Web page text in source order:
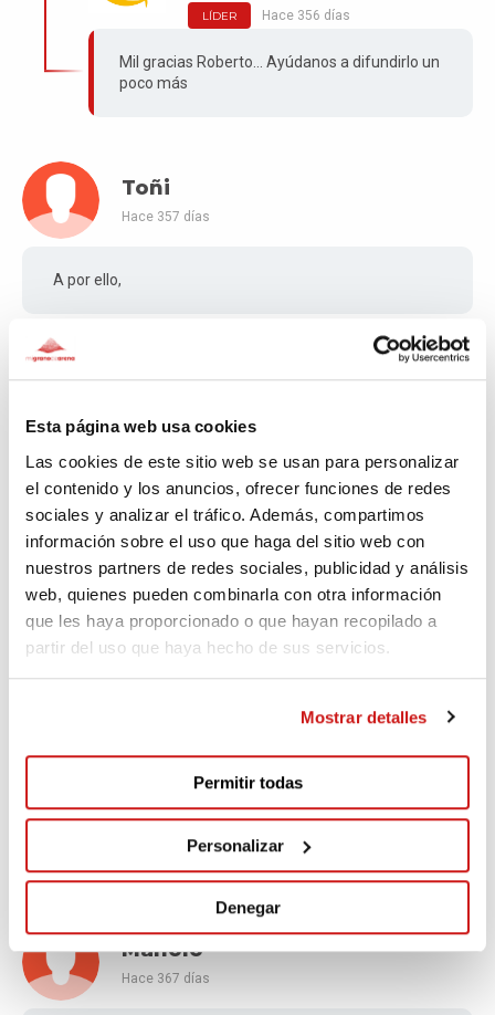
Esta página web usa cookies
Las cookies de este sitio web se usan para personalizar
el contenido y los anuncios, ofrecer funciones de redes
sociales y analizar el tráfico. Además, compartimos
información sobre el uso que haga del sitio web con
nuestros partners de redes sociales, publicidad y análisis
web, quienes pueden combinarla con otra información
que les haya proporcionado o que hayan recopilado a
partir del uso que haya hecho de sus servicios.
Mostrar detalles
Permitir todas
Personalizar
Denegar
LÍDER Hace 356 días
Mil gracias Roberto... Ayúdanos a difundirlo un
poco más
Toñi
Hace 357 días
A por ello,
Fundación Amigos de
más
Luis
Hace 357 días
Fundación Amigos de
LÍDER Hace 357 días
Gracias Luis... Ayúdanos a difundirlo un poco
Manolo
Hace 367 días